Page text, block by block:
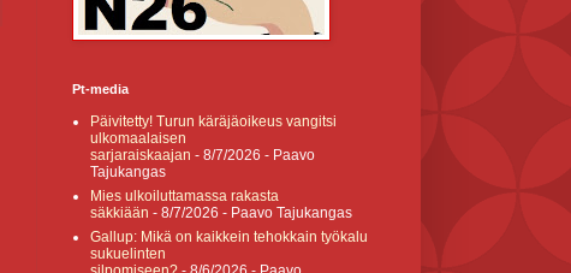
Pt-media
Päivitetty! Turun käräjäoikeus vangitsi
ulkomaalaisen
sarjaraiskaajan - 8/7/2026 - Paavo
Tajukangas
Mies ulkoiluttamassa rakasta
säkkiään - 8/7/2026 - Paavo Tajukangas
Gallup: Mikä on kaikkein tehokkain työkalu
sukuelinten